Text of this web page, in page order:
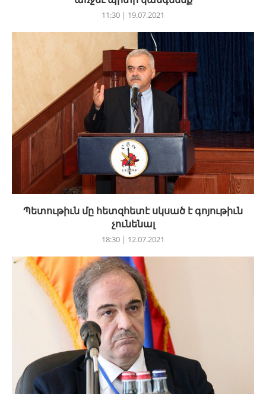
11:30 | 19.07.2021
Պետութիւն մը հետզհետէ սկսած է գոյութիւն
չունենալ
18:30 | 12.07.2021